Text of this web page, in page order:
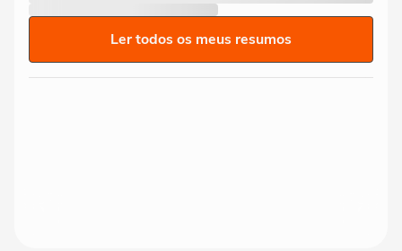
Ler todos os meus resumos